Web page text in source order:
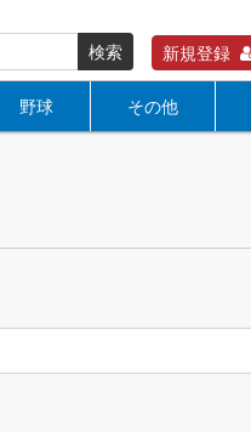
検索 新規登録
野球 その他